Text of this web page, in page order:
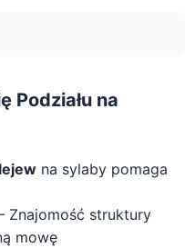
Podziału na
na sylaby pomaga
Znajomość struktury
mowę